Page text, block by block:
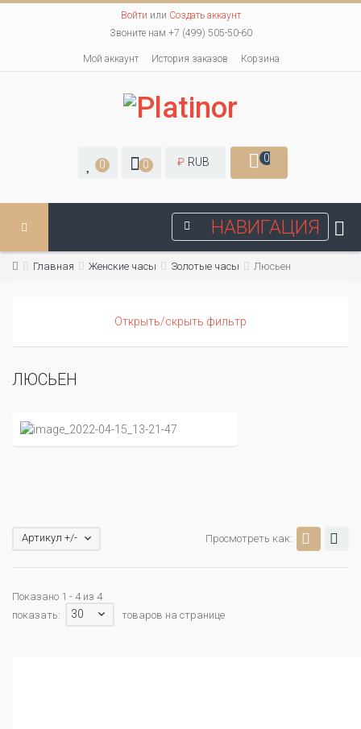
Войти или Создать аккаунт
Звоните нам +7 (499) 505-50-60
Мой аккаунт История заказов Корзина
0 0 ₽ RUB 0
НАВИГАЦИЯ
Главная Женские часы Золотые часы Люсьен
Открыть/скрыть фильтр
ЛЮСЬЕН
Просмотреть как:
Артикул +/-
Показано 1 - 4 из 4
показать:
30 товаров на странице